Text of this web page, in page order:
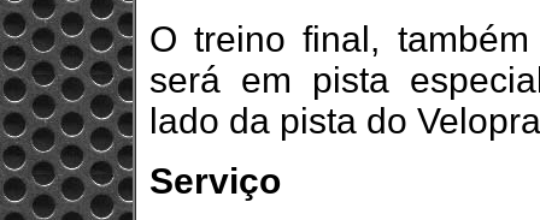
O treino final,
será em pista
lado da pista do
Serviço